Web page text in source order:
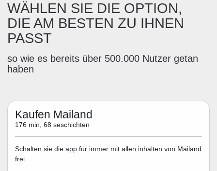
WÄHLEN SIE DIE OPTION,
DIE AM BESTEN ZU IHNEN
PASST
so wie es bereits über 500.000 Nutzer getan
haben
Kaufen Mailand
176 min, 68 seschichten
Schalten sie die app für immer mit allen inhalten von Mailand
frei